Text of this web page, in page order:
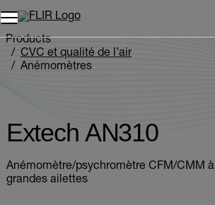
Unread messages
Modèle
Supprimer
articles
Ajouter au panier
Ajouté au panier
Products
CVC et qualité de l’air
Anémomètres
Extech AN310
Anémomètre/psychromètre CFM/CMM à
grandes ailettes